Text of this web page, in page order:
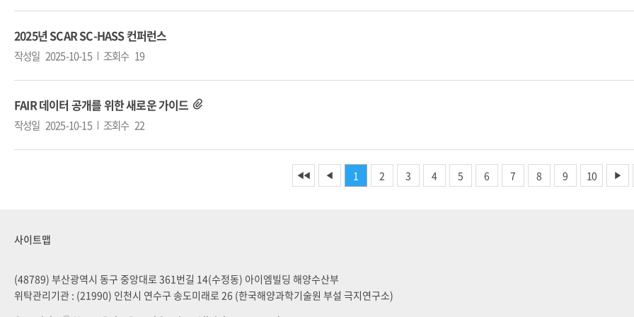
2025년 SCAR SC-HASS 컨퍼런스
작성일 2025-10-15 조회수 19
FAIR 데이터 공개를 위한 새로운 가이드
작성일 2025-10-15 조회수 22
◀◀ ◀ 1 2 3 4 5 6 7 8 9 10 ▶
사이트맵
(48789) 부산광역시 동구 중앙대로 361번길 14(수정동) 아이엠빌딩 해양수산부
위탁관리기관 : (21990) 인천시 연수구 송도미래로 26 (한국해양과학기술원 부설 극지연구소)